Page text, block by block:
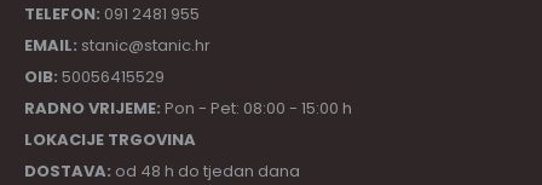
TELEFON: 091 2481 955
EMAIL: stanic@stanic.hr
OIB: 50056415529
RADNO VRIJEME: Pon - Pet: 08:00 - 15:00 h
LOKACIJE TRGOVINA
DOSTAVA: od 48 h do tjedan dana